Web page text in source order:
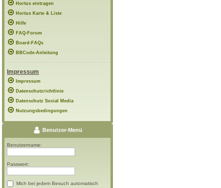
Hortus eintragen
Hortus Karte & Liste
Hilfe
FAQ-Forum
Board-FAQs
BBCode-Anleitung
Impressum
Impressum
Datenschutzrichtlinie
Datenschutz Social Media
Nutzungsbedingungen
Benutzer-Menü
Benutzername:
Passwort:
Mich bei jedem Besuch automatisch